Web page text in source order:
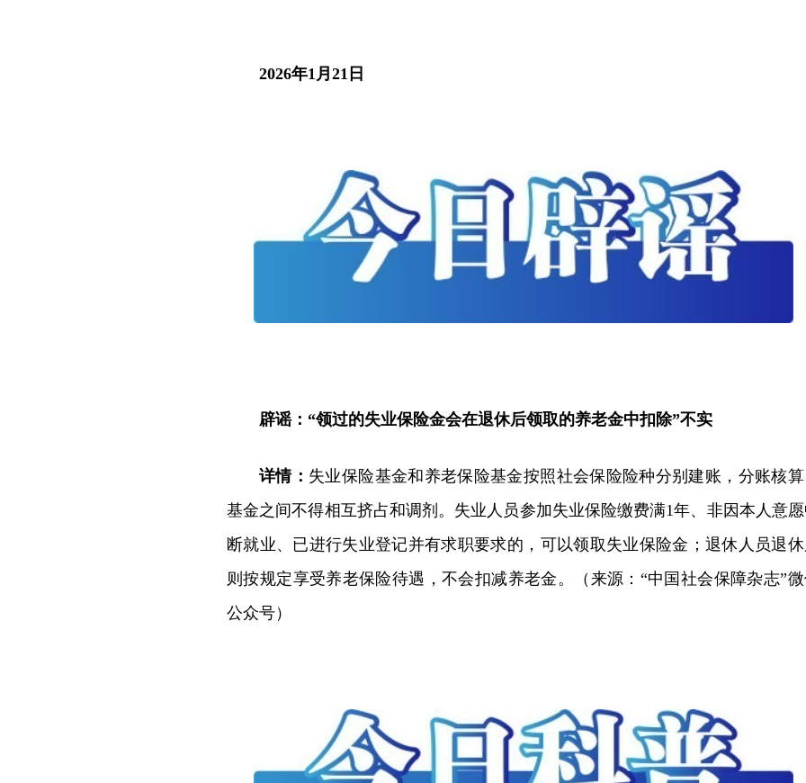
2026年1月21日
辟谣：“领过的失业保险金会在退休后领取的养老金中扣除”不实
详情： 失业保险基金和养老保险基金按照社会保险险种分别建账，分账核算
基金之间不得相互挤占和调剂。失业人员参加失业保险缴费满1年、非因本人意愿
断就业、已进行失业登记并有求职要求的，可以领取失业保险金；退休人员退
则按规定享受养老保险待遇，不会扣减养老金。（来源：“中国社会保障杂志”
公众号）